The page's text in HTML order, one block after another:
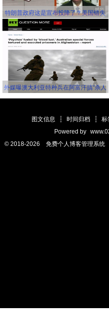
特朗普政府这是宣布投降了？美国错失
延缓新冠病毒传播的机会，并且还要一
错再错！
外媒曝澳大利亚特种兵在阿富汗搞“杀人
图文信息 ┆ 时间归档 ┆ 标
Powered by
© 2018-2026 免费个人博客管理系